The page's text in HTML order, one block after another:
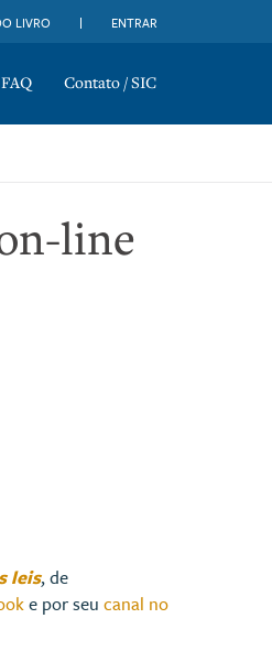
LIVRO ENTRAR
FAQ Contato / SIC
line
leis, de
e por seu canal no